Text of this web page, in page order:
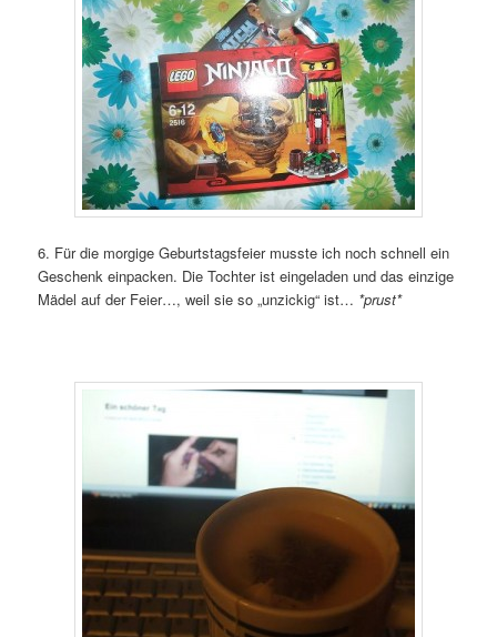
6. Für die morgige Geburtstagsfeier musste ich noch schnell ein
Geschenk einpacken. Die Tochter ist eingeladen und das einzige
Mädel auf der Feier…, weil sie so „unzickig“ ist… *prust*